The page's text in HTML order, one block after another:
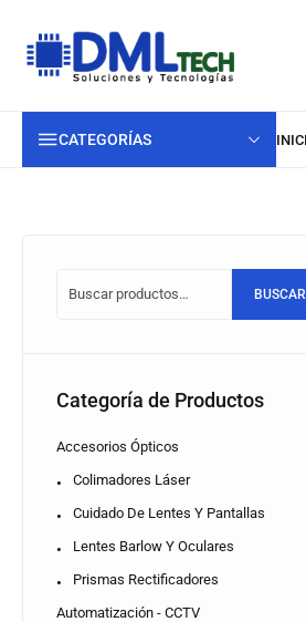
CATEGORÍAS
BUSCAR
Categoría de Productos
Accesorios Ópticos
Colimadores Láser
Cuidado De Lentes Y Pantallas
Lentes Barlow Y Oculares
Prismas Rectificadores
Automatización - CCTV